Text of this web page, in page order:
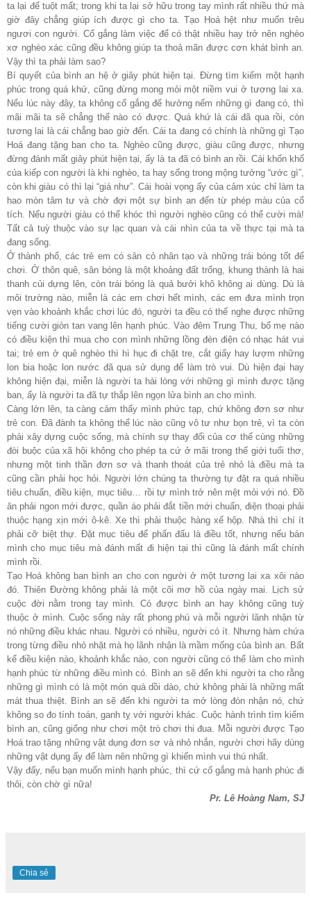
ta lại để tuột mất; trong khi ta lại sở hữu trong tay mình rất nhiều thứ mà
giờ đây chẳng giúp ích được gì cho ta. Tạo Hoá hệt như muốn trêu
ngươi con người. Cố gắng làm việc để có thật nhiều hay trở nên nghèo
xơ nghèo xác cũng đều không giúp ta thoả mãn được cơn khát bình an.
Vậy thì ta phải làm sao?
Bí quyết của bình an hệ ở giây phút hiện tại. Đừng tìm kiếm một hạnh
phúc trong quá khứ, cũng đừng mong mỏi một niềm vui ở tương lai xa.
Nếu lúc này đây, ta không cố gắng để hưởng nếm những gì đang có, thì
mãi mãi ta sẽ chẳng thể nào có được. Quá khứ là cái đã qua rồi, còn
tương lai là cái chẳng bao giờ đến. Cái ta đang có chính là những gì Tạo
Hoá đang tặng ban cho ta. Nghèo cũng được, giàu cũng được, nhưng
đừng đánh mất giây phút hiện tại, ấy là ta đã có bình an rồi. Cái khốn khổ
của kiếp con người là khi nghèo, ta hay sống trong mộng tưởng “ước gì”,
còn khi giàu có thì lại “giá như”. Cái hoài vọng ấy của cảm xúc chỉ làm ta
hao mòn tâm tư và chờ đợi một sự bình an đến từ phép màu của cổ
tích. Nếu người giàu có thể khóc thì người nghèo cũng có thể cười mà!
Tất cả tuỳ thuộc vào sự lạc quan và cái nhìn của ta về thực tại mà ta
đang sống.
Ở thành phố, các trẻ em có sân cỏ nhân tạo và những trái bóng tốt để
chơi. Ở thôn quê, sân bóng là một khoảng đất trống, khung thành là hai
thanh củi dựng lên, còn trái bóng là quả bưởi khô không ai dùng. Dù là
môi trường nào, miễn là các em chơi hết mình, các em đưa mình trọn
vẹn vào khoảnh khắc chơi lúc đó, người ta đều có thể nghe được những
tiếng cười giòn tan vang lên hạnh phúc. Vào đêm Trung Thu, bố mẹ nào
có điều kiện thì mua cho con mình những lồng đèn điện có nhạc hát vui
tai; trẻ em ở quê nghèo thì hì hục đi chặt tre, cắt giấy hay lượm những
lon bia hoặc lon nước đã qua sử dụng để làm trò vui. Dù hiện đại hay
không hiện đại, miễn là người ta hài lòng với những gì mình được tặng
ban, ấy là người ta đã tự thắp lên ngọn lửa bình an cho mình.
Càng lớn lên, ta càng cảm thấy mình phức tạp, chứ không đơn sơ như
trẻ con. Đã đành ta không thể lúc nào cũng vô tư như bọn trẻ, vì ta còn
phải xây dựng cuộc sống, mà chính sự thay đổi của cơ thể cùng những
đòi buộc của xã hội không cho phép ta cứ ở mãi trong thế giới tuổi thơ,
nhưng một tinh thần đơn sơ và thanh thoát của trẻ nhỏ là điều mà ta
cũng cần phải học hỏi. Người lớn chúng ta thường tự đặt ra quá nhiều
tiêu chuẩn, điều kiện, mục tiêu… rồi tự mình trở nên mệt mỏi với nó. Đồ
ăn phải ngon mới được, quần áo phải đắt tiền mới chuẩn, điện thoại phải
thuộc hạng xịn mới ô-kê. Xe thì phải thuộc hàng xế hộp. Nhà thì chí ít
phải cỡ biệt thự. Đặt mục tiêu để phấn đấu là điều tốt, nhưng nếu bán
mình cho mục tiêu mà đánh mất đi hiện tại thì cũng là đánh mất chính
mình rồi.
Tạo Hoá không ban bình an cho con người ở một tương lai xa xôi nào
đó. Thiên Đường không phải là một cõi mơ hồ của ngày mai. Lịch sử
cuộc đời nằm trong tay mình. Có được bình an hay không cũng tuỳ
thuộc ở mình. Cuộc sống này rất phong phú và mỗi người lãnh nhận từ
nó những điều khác nhau. Người có nhiều, người có ít. Nhưng hàm chứa
trong từng điều nhỏ nhặt mà họ lãnh nhận là mầm mống của bình an. Bất
kể điều kiện nào, khoảnh khắc nào, con người cũng có thể làm cho mình
hạnh phúc từ những điều mình có. Bình an sẽ đến khi người ta cho rằng
những gì mình có là một món quà dồi dào, chứ không phải là những mất
mát thua thiệt. Bình an sẽ đến khi người ta mở lòng đón nhận nó, chứ
không so đo tính toán, ganh tỵ với người khác. Cuộc hành trình tìm kiếm
bình an, cũng giống như chơi một trò chơi thi đua. Mỗi người được Tạo
Hoá trao tặng những vật dụng đơn sơ và nhỏ nhắn, người chơi hãy dùng
những vật dụng ấy để làm nên những gì khiến mình vui thú nhất.
Vậy đấy, nếu bạn muốn mình hạnh phúc, thì cứ cố gắng mà hạnh phúc đi
thôi, còn chờ gì nữa!
Pr. Lê Hoàng Nam, SJ
Chia sẻ